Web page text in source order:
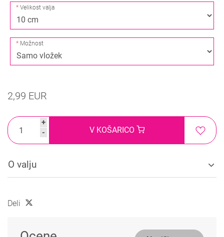
Velikost valja
Možnost
2,99 EUR
+
-
V KOŠARICO
O valju
Deli